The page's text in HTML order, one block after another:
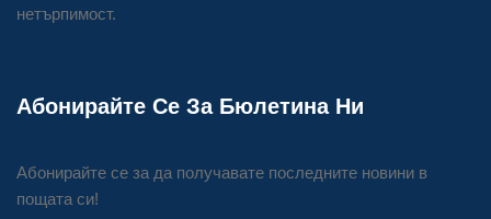
нетърпимост.
Абонирайте Се За Бюлетина Ни
Абонирайте се за да получавате последните новини в
пощата си!